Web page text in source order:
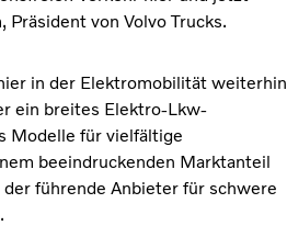
von Volvo Trucks.
in der Elektromobilität weiterhin
ein breites Elektro-Lkw-
Modelle für vielfältige
beeindruckenden Marktanteil
führende Anbieter für schwere